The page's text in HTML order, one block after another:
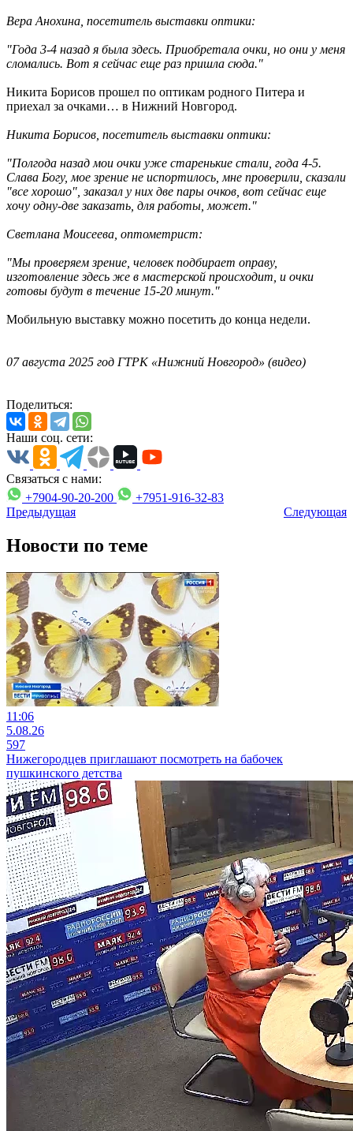
Вера Анохина, посетитель выставки оптики:
"Года 3-4 назад я была здесь. Приобретала очки, но они у меня
сломались. Вот я сейчас еще раз пришла сюда."
Никита Борисов прошел по оптикам родного Питера и
приехал за очками… в Нижний Новгород.
Никита Борисов, посетитель выставки оптики:
"Полгода назад мои очки уже старенькие стали, года 4-5.
Слава Богу, мое зрение не испортилось, мне проверили, сказали
"все хорошо", заказал у них две пары очков, вот сейчас еще
хочу одну-две заказать, для работы, может."
Светлана Моисеева, оптометрист:
"Мы проверяем зрение, человек подбирает оправу,
изготовление здесь же в мастерской происходит, и очки
готовы будут в течение 15-20 минут."
Мобильную выставку можно посетить до конца недели.
07 августа 2025 год ГТРК «Нижний Новгород» (видео)
Поделиться:
Наши соц. сети:
Связаться с нами:
+7904-90-20-200
+7951-916-32-83
Предыдущая
Следующая
Новости по теме
11:06
5.08.26
597
Нижегородцев приглашают посмотреть на бабочек
пушкинского детства